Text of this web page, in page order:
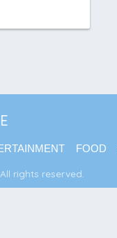
FOOD
rights reserved.